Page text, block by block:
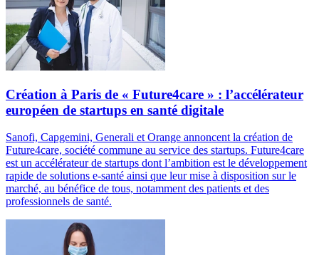
Création à Paris de « Future4care » : l’accélérateur
européen de startups en santé digitale
Sanofi, Capgemini, Generali et Orange annoncent la création de
Future4care, société commune au service des startups. Future4care
est un accélérateur de startups dont l’ambition est le développement
rapide de solutions e-santé ainsi que leur mise à disposition sur le
marché, au bénéfice de tous, notamment des patients et des
professionnels de santé.